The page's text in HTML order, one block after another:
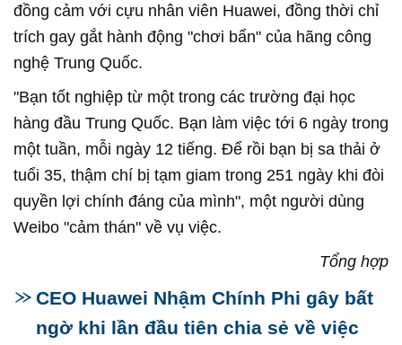
đồng cảm với cựu nhân viên Huawei, đồng thời chỉ
trích gay gắt hành động "chơi bẩn" của hãng công
nghệ Trung Quốc.
"Bạn tốt nghiệp từ một trong các trường đại học
hàng đầu Trung Quốc. Bạn làm việc tới 6 ngày trong
một tuần, mỗi ngày 12 tiếng. Để rồi bạn bị sa thải ở
tuổi 35, thậm chí bị tạm giam trong 251 ngày khi đòi
quyền lợi chính đáng của mình", một người dùng
Weibo "cảm thán" về vụ việc.
Tổng hợp
CEO Huawei Nhậm Chính Phi gây bất
ngờ khi lần đầu tiên chia sẻ về việc